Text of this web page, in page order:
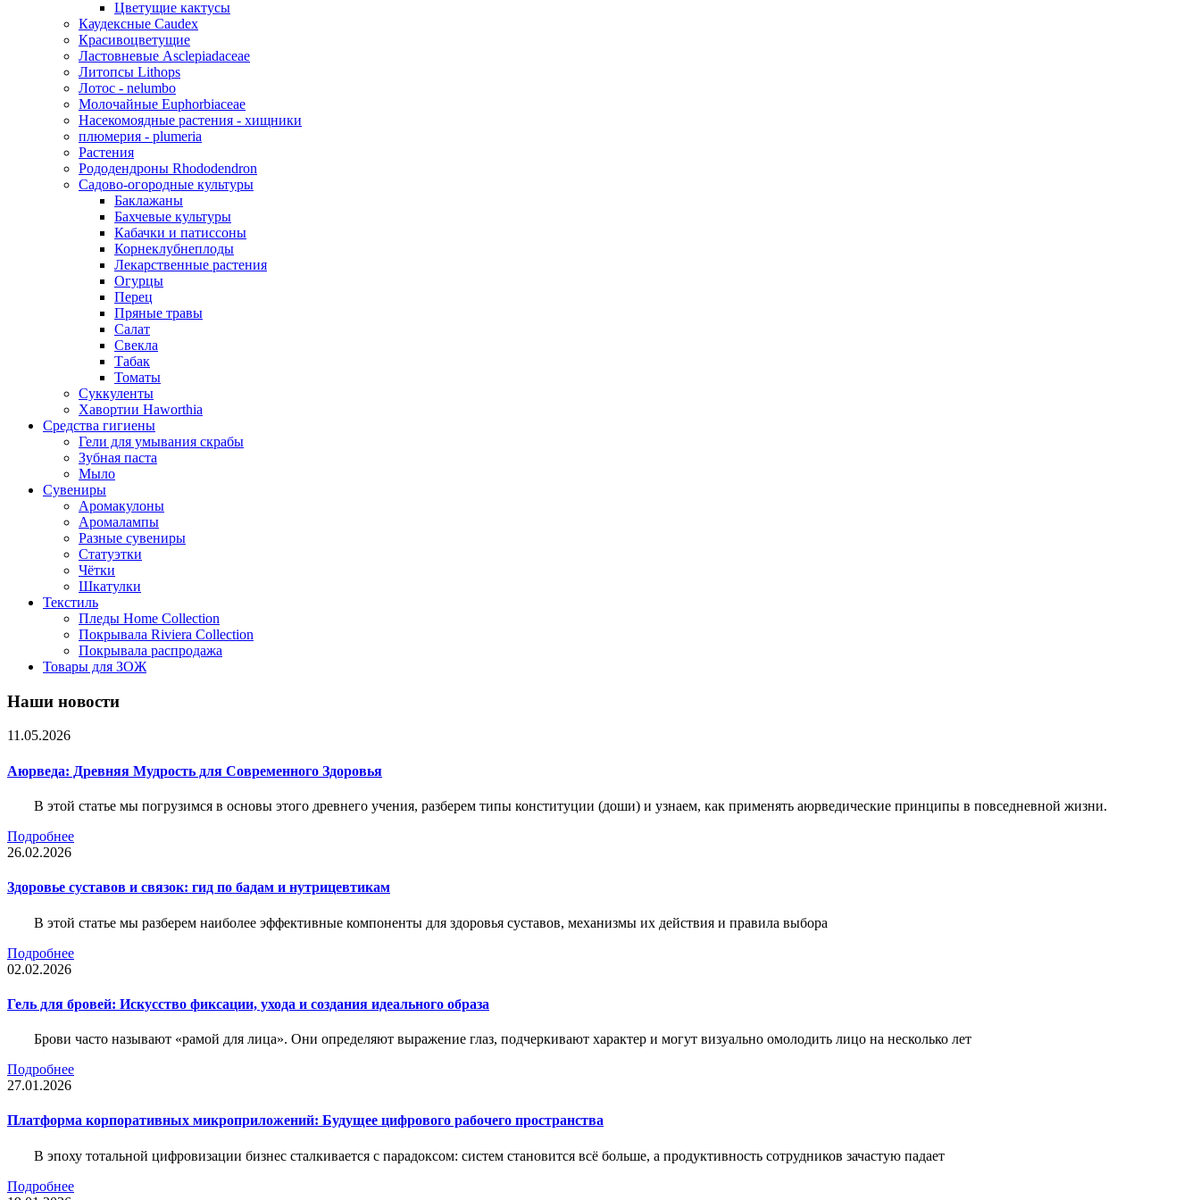
Цветущие кактусы
Каудексные Caudex
Красивоцветущие
Ластовневые Asclepiadaceae
Литопсы Lithops
Лотос - nelumbo
Молочайные Euphorbiaceae
Насекомоядные растения - хищники
плюмерия - plumeria
Растения
Рододендроны Rhododendron
Садово-огородные культуры
Баклажаны
Бахчевые культуры
Кабачки и патиссоны
Корнеклубнеплоды
Лекарственные растения
Огурцы
Перец
Пряные травы
Салат
Свекла
Табак
Томаты
Суккуленты
Хавортии Haworthia
Средства гигиены
Гели для умывания скрабы
Зубная паста
Мыло
Сувениры
Аромакулоны
Аромалампы
Разные сувениры
Статуэтки
Чётки
Шкатулки
Текстиль
Пледы Home Collection
Покрывала Riviera Collection
Покрывала распродажа
Товары для ЗОЖ
Наши новости
11.05.2026
Аюрведа: Древняя Мудрость для Современного Здоровья
В этой статье мы погрузимся в основы этого древнего учения, разберем типы конституции (доши) и узнаем, как применять аюрведические принципы в повседневной жизни.
Подробнее
26.02.2026
Здоровье суставов и связок: гид по бадам и нутрицевтикам
В этой статье мы разберем наиболее эффективные компоненты для здоровья суставов, механизмы их действия и правила выбора
Подробнее
02.02.2026
Гель для бровей: Искусство фиксации, ухода и создания идеального образа
Брови часто называют «рамой для лица». Они определяют выражение глаз, подчеркивают характер и могут визуально омолодить лицо на несколько лет
Подробнее
27.01.2026
Платформа корпоративных микроприложений: Будущее цифрового рабочего пространства
В эпоху тотальной цифровизации бизнес сталкивается с парадоксом: систем становится всё больше, а продуктивность сотрудников зачастую падает
Подробнее